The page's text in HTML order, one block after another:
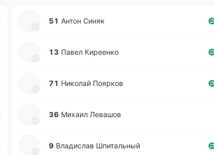
51 Антон Синяк
13 Павел Ки­рее­нко
71 Ни­ко­лай Поя­рков
36 Михаил Ле­ва­шов
9 Вла­ди­слав Шпи­та­льный